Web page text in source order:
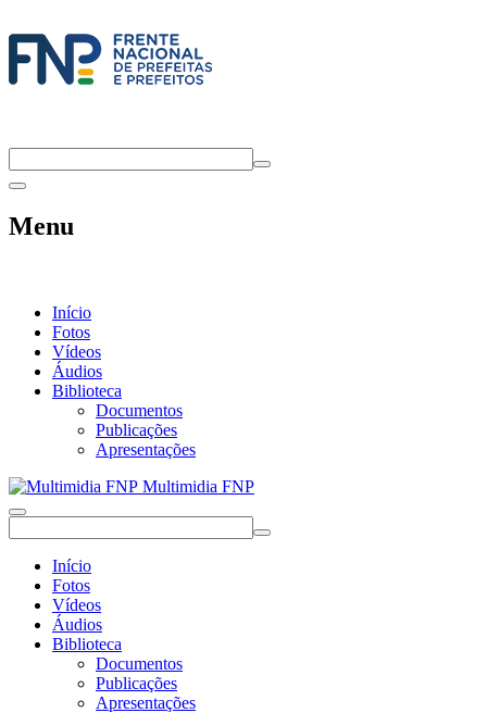
Menu
Início
Fotos
Vídeos
Áudios
Biblioteca
Documentos
Publicações
Apresentações
Multimidia FNP
Início
Fotos
Vídeos
Áudios
Biblioteca
Documentos
Publicações
Apresentações